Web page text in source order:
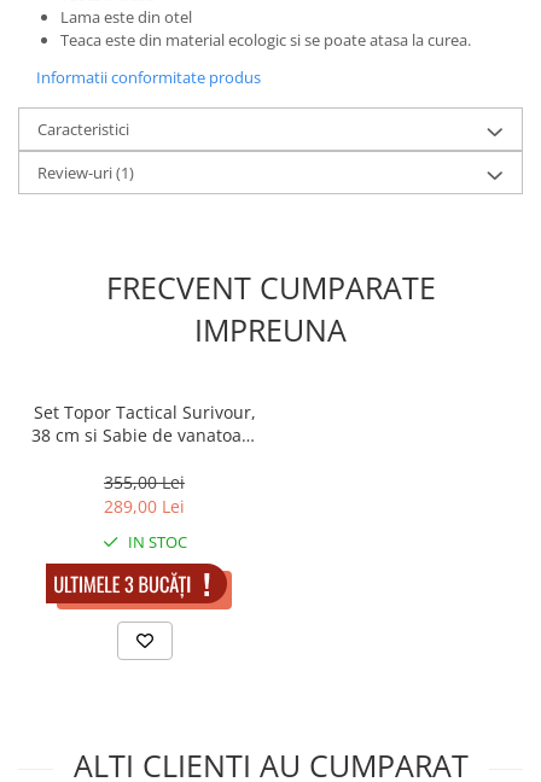
Lama este din otel
Teaca este din material ecologic si se poate atasa la curea.
Informatii conformitate produs
Caracteristici
Review-uri(1)
FRECVENT CUMPARATE
IMPREUNA
Set Topor Tactical Surivour,
38 cm si Sabie de vanatoare
Cutit de aruncat si teaca
incluse
355,00 Lei
289,00 Lei
IN STOC
ADAUGA IN COS
ALTI CLIENTI AU CUMPARAT